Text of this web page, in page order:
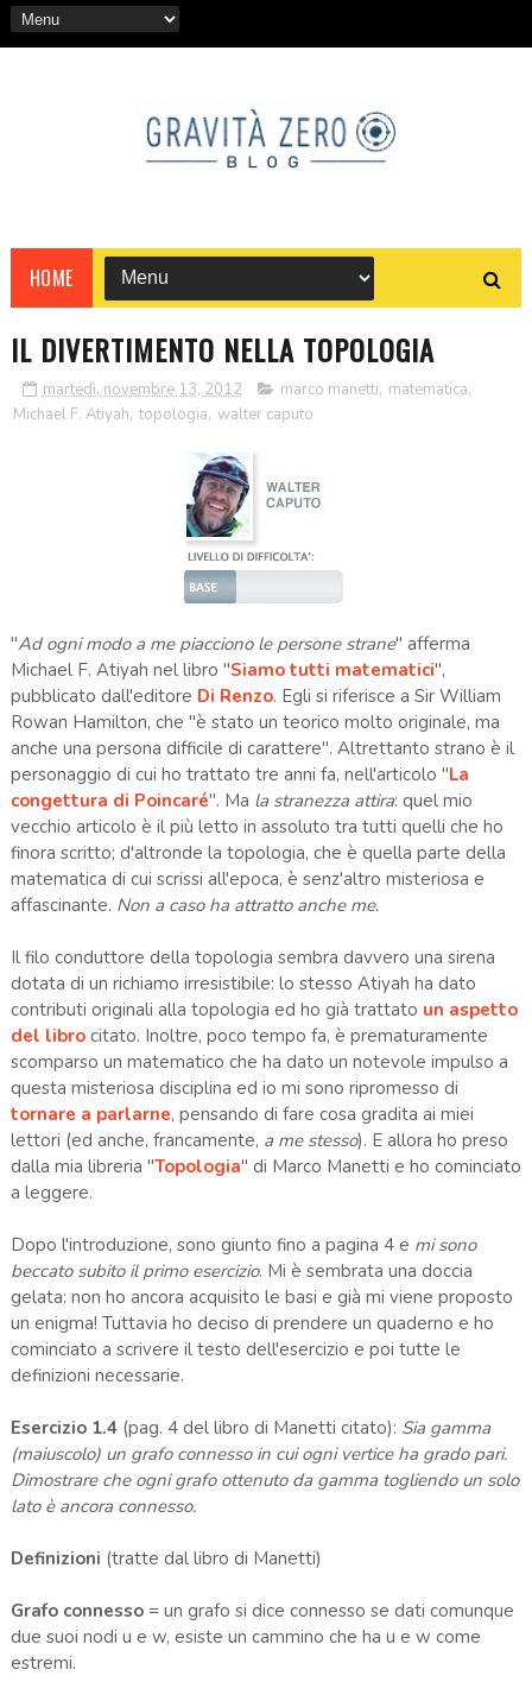
HOME
IL DIVERTIMENTO NELLA TOPOLOGIA
martedì, novembre 13, 2012 marco manetti, matematica,
Michael F. Atiyah, topologia, walter caputo
"Ad ogni modo a me piacciono le persone strane" afferma
Michael F. Atiyah nel libro "Siamo tutti matematici",
pubblicato dall'editore Di Renzo. Egli si riferisce a Sir William
Rowan Hamilton, che "è stato un teorico molto originale, ma
anche una persona difficile di carattere". Altrettanto strano è il
personaggio di cui ho trattato tre anni fa, nell'articolo "La
congettura di Poincaré". Ma la stranezza attira: quel mio
vecchio articolo è il più letto in assoluto tra tutti quelli che ho
finora scritto; d'altronde la topologia, che è quella parte della
matematica di cui scrissi all'epoca, è senz'altro misteriosa e
affascinante. Non a caso ha attratto anche me.
Il filo conduttore della topologia sembra davvero una sirena
dotata di un richiamo irresistibile: lo stesso Atiyah ha dato
contributi originali alla topologia ed ho già trattato un aspetto
del librocitato. Inoltre, poco tempo fa, è prematuramente
scomparso un matematico che ha dato un notevole impulso a
questa misteriosa disciplina ed io mi sono ripromesso di
tornare a parlarne, pensando di fare cosa gradita ai miei
lettori (ed anche, francamente, a me stesso). E allora ho preso
dalla mia libreria "Topologia" di Marco Manetti e ho cominciato
a leggere.
Dopo l'introduzione, sono giunto fino a pagina 4 e mi sono
beccato subito il primo esercizio. Mi è sembrata una doccia
gelata: non ho ancora acquisito le basi e già mi viene proposto
un enigma! Tuttavia ho deciso di prendere un quaderno e ho
cominciato a scrivere il testo dell'esercizio e poi tutte le
definizioni necessarie.
Esercizio 1.4(pag. 4 del libro di Manetti citato): Sia gamma
(maiuscolo) un grafo connesso in cui ogni vertice ha grado pari.
Dimostrare che ogni grafo ottenuto da gamma togliendo un solo
lato è ancora connesso.
Definizioni (tratte dal libro di Manetti)
Grafo connesso= un grafo si dice connesso se dati comunque
due suoi nodi u e w, esiste un cammino che ha u e w come
estremi.